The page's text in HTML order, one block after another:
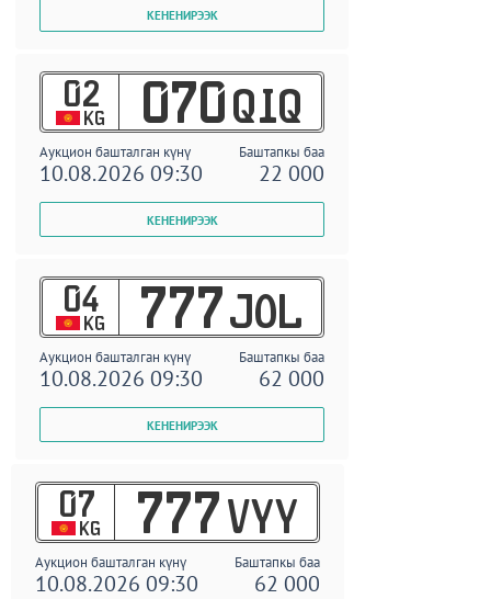
02
KG 070 QIQ
Аукцион башталган күнү Баштапкы баа
10.08.2026 09:30 22 000
04
KG 777 JOL
Аукцион башталган күнү Баштапкы баа
10.08.2026 09:30 62 000
07
KG 777 VYY
Аукцион башталган күнү Баштапкы баа
10.08.2026 09:30 62 000